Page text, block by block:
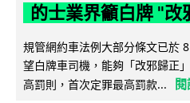
的士業界籲白牌 "改
規管網約車法例大部分條文已於
望白牌車司機，能夠「改邪歸正
高罰則，首次定罪最高罰款...